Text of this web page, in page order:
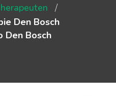
/
Den Bosch
Den Bosch